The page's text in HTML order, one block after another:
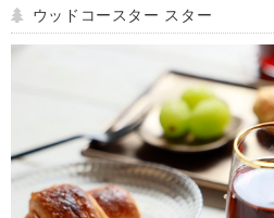
ウッドコースター スター